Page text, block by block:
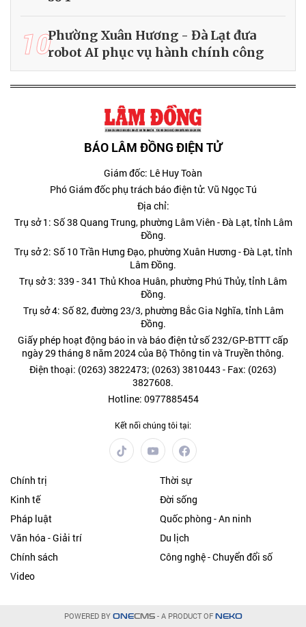
10Phường Xuân Hương - Đà Lạt đưa
robot AI phục vụ hành chính công
BÁO LÂM ĐỒNG ĐIỆN TỬ
Giám đốc: Lê Huy Toàn
Phó Giám đốc phụ trách báo điện tử: Vũ Ngọc Tú
Địa chỉ:
Trụ sở 1: Số 38 Quang Trung, phường Lâm Viên - Đà Lạt, tỉnh Lâm
Đồng.
Trụ sở 2: Số 10 Trần Hưng Đạo, phường Xuân Hương - Đà Lạt, tỉnh
Lâm Đồng.
Trụ sở 3: 339 - 341 Thủ Khoa Huân, phường Phú Thủy, tỉnh Lâm
Đồng.
Trụ sở 4: Số 82, đường 23/3, phường Bắc Gia Nghĩa, tỉnh Lâm
Đồng.
Giấy phép hoạt động báo in và báo điện tử số 232/GP-BTTT cấp
ngày 29 tháng 8 năm 2024 của Bộ Thông tin và Truyền thông.
Điện thoại: (0263) 3822473; (0263) 3810443 - Fax: (0263)
3827608.
Hotline: 0977885454
Kết nối chúng tôi tại:
Chính trị
Thời sự
Kinh tế
Đời sống
Pháp luật
Quốc phòng - An ninh
Văn hóa - Giải trí
Du lịch
Chính sách
Công nghệ - Chuyển đổi số
Video
POWERED BY ONECMS- A PRODUCT OF NEKO